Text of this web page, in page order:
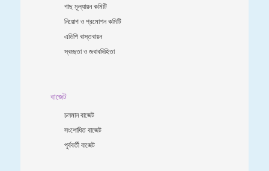
গাছ মূল্যায়ন কমিটি
নিয়োগ ও প্রমোশন কমিটি
এডিপি বাস্তবায়ন
স্বচ্ছতা ও জবাবদিহিতা
বাজেট
চলমান বাজেট
সংশোধিত বাজেট
পূর্ববর্তী বাজেট